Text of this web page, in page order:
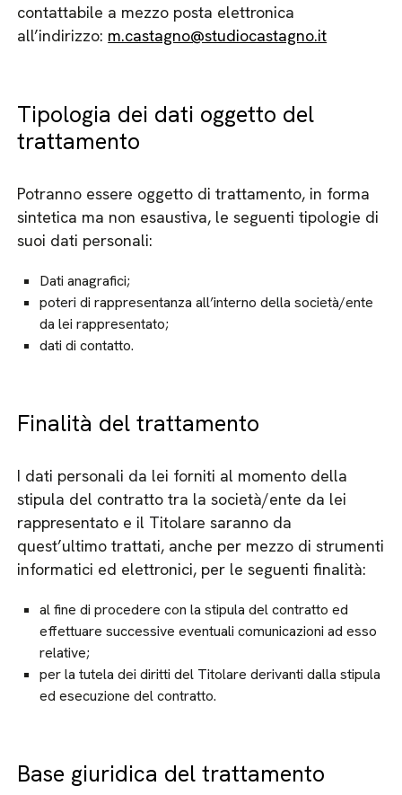
contattabile a mezzo posta elettronica
all’indirizzo: m.castagno@studiocastagno.it
Tipologia dei dati oggetto del
trattamento
Potranno essere oggetto di trattamento, in forma
sintetica ma non esaustiva, le seguenti tipologie di
suoi dati personali:
Dati anagrafici;
poteri di rappresentanza all’interno della società/ente
da lei rappresentato;
dati di contatto.
Finalità del trattamento
I dati personali da lei forniti al momento della
stipula del contratto tra la società/ente da lei
rappresentato e il Titolare saranno da
quest’ultimo trattati, anche per mezzo di strumenti
informatici ed elettronici, per le seguenti finalità:
al fine di procedere con la stipula del contratto ed
effettuare successive eventuali comunicazioni ad esso
relative;
per la tutela dei diritti del Titolare derivanti dalla stipula
ed esecuzione del contratto.
Base giuridica del trattamento